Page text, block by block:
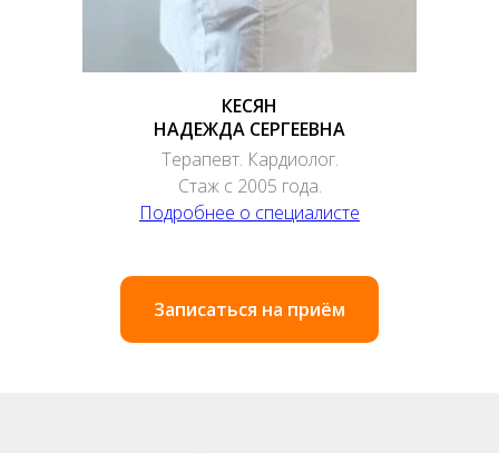
КЕСЯН
НАДЕЖДА СЕРГЕЕВНА
Терапевт. Кардиолог.
Стаж с 2005 года.
Подробнее о специалисте
Записаться на приём